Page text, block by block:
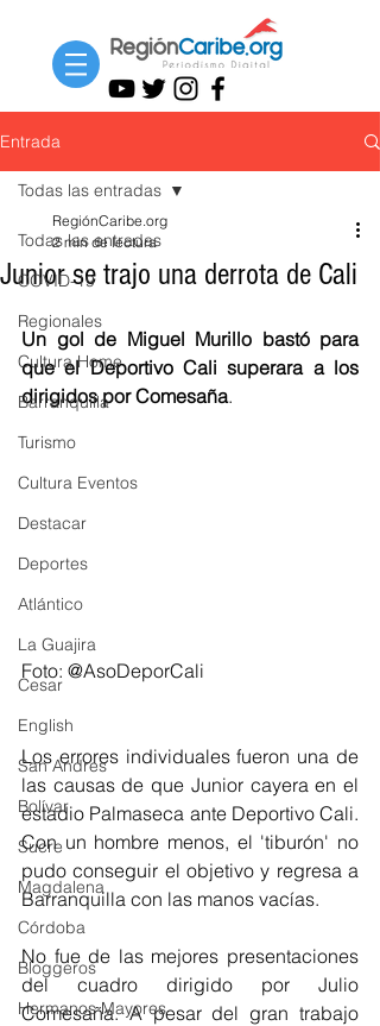
Entrada
Todas las entradas
COVID-19
Regionales
Cultura Home
Barranquilla
Turismo
Cultura Eventos
Destacar
Deportes
Atlántico
La Guajira
Cesar
English
San Andres
Bolívar
Sucre
Magdalena
Córdoba
Bloggeros
Hermanos Mayores
Todas las entradas
Junior se trajo una derrota de Cali
RegiónCaribe.org
2 min de lectura
Un gol de Miguel Murillo bastó para
que el Deportivo Cali superara a los
dirigidos por Comesaña.
Foto: @AsoDeporCali
Los errores individuales fueron una de
las causas de que Junior cayera en el
estadio Palmaseca ante Deportivo Cali.
Con un hombre menos, el 'tiburón' no
pudo conseguir el objetivo y regresa a
Barranquilla con las manos vacías.
No fue de las mejores presentaciones
del cuadro dirigido por Julio
Comesaña. A pesar del gran trabajo